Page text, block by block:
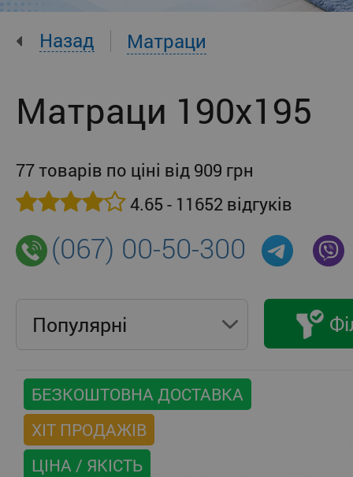
Назад Матраци
Матраци 190x195
77 товарів по ціні від 909 грн
4.65 - 11652 відгуків
(067) 00-50-300
Популярнi
БЕЗКОШТОВНА ДОСТАВКА
ХІТ ПРОДАЖІВ
ЦІНА / ЯКІСТЬ